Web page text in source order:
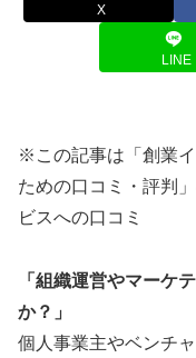
X
LINE
※この記事は「創業
ための口コミ・評判
ビスへの口コミ
「組織運営やマーケ
か？」
個人事業主やベンチ